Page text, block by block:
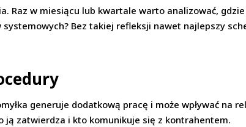
Raz w miesiącu lub kwartale warto analizować,
Bez takiej refleksji nawet najlepszy
generuje dodatkową pracę i może wpływać na
zatwierdza i kto komunikuje się z kontrahentem.